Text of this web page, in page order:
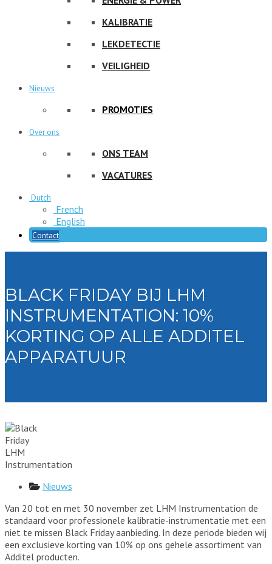
KALIBRATIE
LEKDETECTIE
VEILIGHEID
Nieuws
PROMOTIES
Over ons
ONS TEAM
VACATURES
Dutch
French
English
Contact
BLACK FRIDAY BIJ LHM
INSTRUMENTATION: 10%
KORTING OP ALLE ADDITEL
APPARATUUR
Nieuws
Van 20 tot en met 30 november zet LHM Instrumentation de
standaard voor professionele kalibratie-instrumentatie met een
niet te missen Black Friday aanbieding. In deze periode bieden wij
een exclusieve korting van 10% op ons gehele assortiment van
Additel producten.